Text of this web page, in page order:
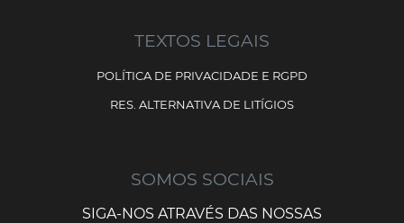
TEXTOS LEGAIS
POLÍTICA DE PRIVACIDADE E RGPD
RES. ALTERNATIVA DE LITÍGIOS
SOMOS SOCIAIS
SIGA-NOS ATRAVÉS DAS NOSSAS